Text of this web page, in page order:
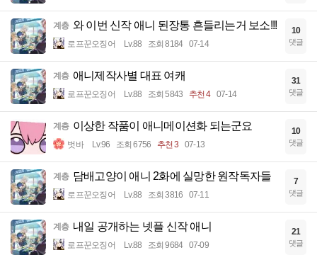
계층 와 이번 신작 애니 된장통 흔들리는거 보소!!!
로프꾼오징어 Lv.88 조회 8184 07-14
10
댓글
계층 애니제작사별 대표 여캐
로프꾼오징어 Lv.88 조회 5843 추천 4 07-14
31
댓글
계층 이상한 작품이 애니메이션화 되는군요
벗바 Lv.96 조회 6756 추천 3 07-13
10
댓글
계층 담배고양이 애니 2화에 실망한 원작독자들
로프꾼오징어 Lv.88 조회 3816 07-11
7
댓글
계층 내일 공개하는 넷플 신작 애니
로프꾼오징어 Lv.88 조회 9684 07-09
21
댓글